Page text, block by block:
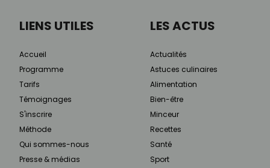
LIENS UTILES
Accueil
Programme
Tarifs
Témoignages
S'inscrire
Méthode
Qui sommes-nous
Presse & médias
LES ACTUS
Actualités
Astuces culinaires
Alimentation
Bien-être
Minceur
Recettes
Santé
Sport